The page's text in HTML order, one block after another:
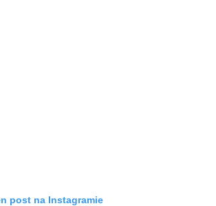
post na Instagramie